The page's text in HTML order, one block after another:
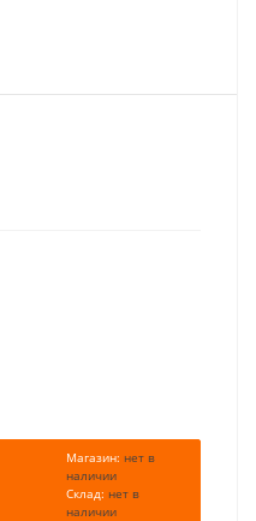
Магазин: нет в
наличии
Склад: нет в
наличии